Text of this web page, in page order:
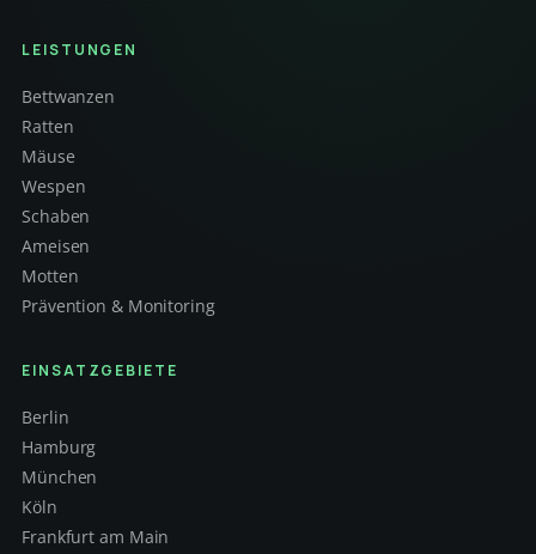
LEISTUNGEN
Bettwanzen
Ratten
Mäuse
Wespen
Schaben
Ameisen
Motten
Prävention & Monitoring
EINSATZGEBIETE
Berlin
Hamburg
München
Köln
Frankfurt am Main